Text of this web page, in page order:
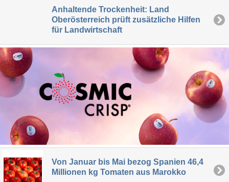
Anhaltende Trockenheit: Land
Oberösterreich prüft zusätzliche Hilfen
für Landwirtschaft
Von Januar bis Mai bezog Spanien 46,4
Millionen kg Tomaten aus Marokko